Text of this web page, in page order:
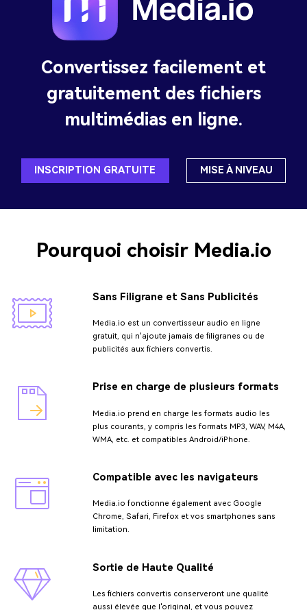
Convertissez facilement et
gratuitement des fichiers
multimédias en ligne.
INSCRIPTION GRATUITE MISE À NIVEAU
Pourquoi choisir Media.io
Sans Filigrane et Sans Publicités
Media.io est un convertisseur audio en ligne
gratuit, qui n'ajoute jamais de filigranes ou de
publicités aux fichiers convertis.
Prise en charge de plusieurs formats
Media.io prend en charge les formats audio les
plus courants, y compris les formats MP3, WAV, M4A,
WMA, etc. et compatibles Android/iPhone.
Compatible avec les navigateurs
Media.io fonctionne également avec Google
Chrome, Safari, Firefox et vos smartphones sans
limitation.
Sortie de Haute Qualité
Les fichiers convertis conserveront une qualité
aussi élevée que l'original, et vous pouvez